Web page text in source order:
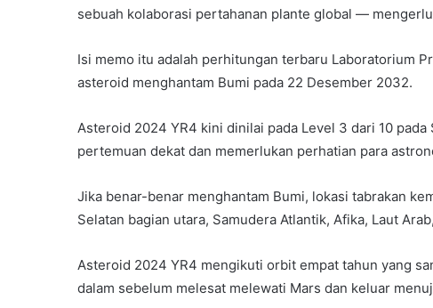
sebuah kolaborasi pertahanan plante global —
Isi memo itu adalah perhitungan terbaru Laboratorium
asteroid menghantam Bumi pada 22 Desember 2032.
Asteroid 2024 YR4 kini dinilai pada Level 3 dari 10 pada
pertemuan dekat dan memerlukan perhatian para
Jika benar-benar menghantam Bumi, lokasi tabrakan
Selatan bagian utara, Samudera Atlantik, Afika, Laut
Asteroid 2024 YR4 mengikuti orbit empat tahun yang
dalam sebelum melesat melewati Mars dan keluar